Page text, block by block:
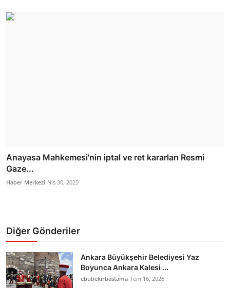
Anayasa Mahkemesi'nin iptal ve ret kararları Resmi
Gaze...
Haber Merkezi Nis 30, 2025
Diğer Gönderiler
Ankara Büyükşehir Belediyesi Yaz
Boyunca Ankara Kalesi ...
ebubekirbastama Tem 16, 2026